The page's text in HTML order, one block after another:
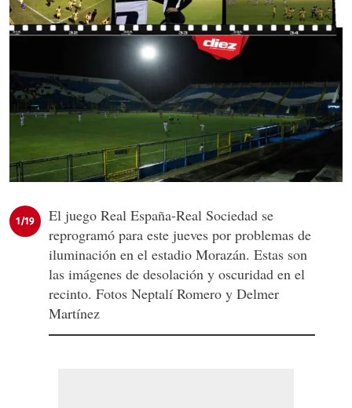
1/19
El juego Real España-Real Sociedad se
reprogramó para este jueves por problemas de
iluminación en el estadio Morazán. Estas son
las imágenes de desolación y oscuridad en el
recinto. Fotos Neptalí Romero y Delmer
Martínez